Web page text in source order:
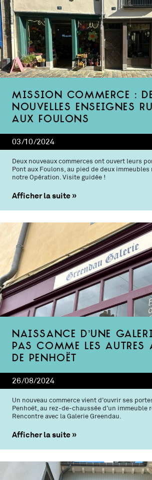
Mission commerce :
nouvelles enseignes
aux Foulons
03/10/2024
Deux nouveaux commerces ont ouvert leurs
Pont aux Foulons, au pied de deux
notre Opération. Visite guidée !
Afficher la suite
Naissance d’une
pas comme les autres
de Penhoët
26/08/2024
Un nouveau commerce vient d’ouvrir ses
Penhoët, au rez-de-chaussée d’un immeuble
Rencontre avec la Galerie Greendau.
Afficher la suite